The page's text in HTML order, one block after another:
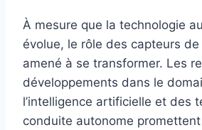
À mesure que la technologie
évolue, le rôle des capteurs
amené à se transformer. Les
développements dans le
l’intelligence artificielle et des
conduite autonome